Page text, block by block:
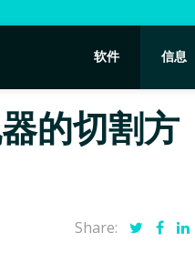
软件 信息
的切割方
Share: